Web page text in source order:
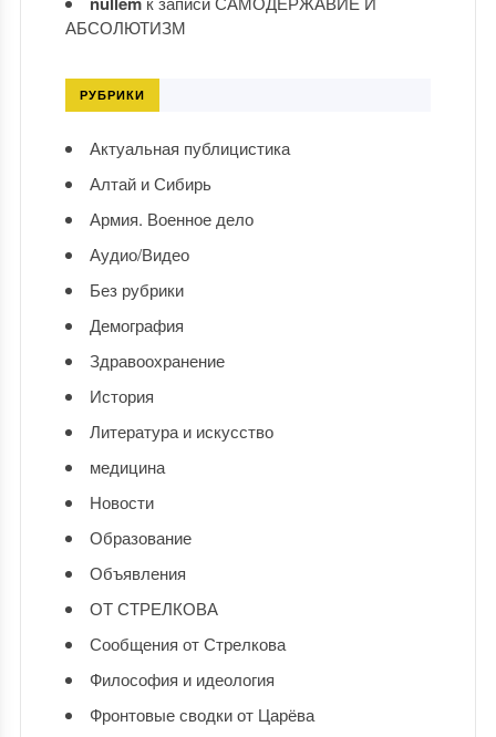
АБСОЛЮТИЗМ
РУБРИКИ
Актуальная публицистика
Алтай и Сибирь
Армия. Военное дело
Аудио/Видео
Без рубрики
Демография
Здравоохранение
История
Литература и искусство
медицина
Новости
Образование
Объявления
ОТ СТРЕЛКОВА
Сообщения от Стрелкова
Философия и идеология
Фронтовые сводки от Царёва